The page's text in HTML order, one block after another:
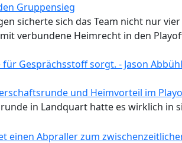
Gruppensieg
sicherte sich das Team nicht nur
verbundene Heimrecht in den
und Heimvorteil im
in Landquart hatte es wirklich in